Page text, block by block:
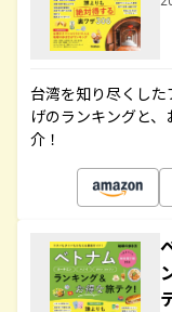
台湾を知り尽くし
げのランキングと
介！